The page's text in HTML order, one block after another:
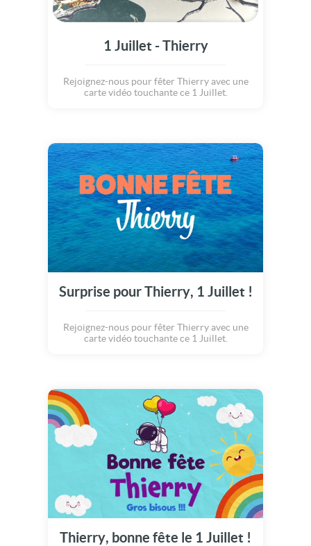
1 Juillet - Thierry
Rejoignez-nous pour fêter Thierry avec une
carte vidéo touchante ce 1 Juillet.
Surprise pour Thierry, 1 Juillet !
Rejoignez-nous pour fêter Thierry avec une
carte vidéo touchante ce 1 Juillet.
Thierry, bonne fête le 1 Juillet !